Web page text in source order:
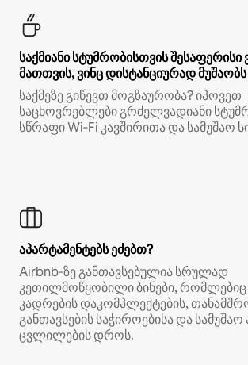
საქმიანი სტუმრობისთვის შესაფერისი
მათთვის, ვინც დისტანციურად მუშაობს
საქმეზე გიწევთ მოგზაურობა? იპოვეთ
საცხოვრებლები გრძელვადიანი
სწრაფი Wi‑Fi კავშირითა და სამუშაო
აპარტამენტებს ეძებთ?
Airbnb‑ზე განთავსებულია სრულად
კეთილმოწყობილი ბინები,
კადრების დაკომპლექტების,
განთავსების საჭიროებისა და
ცვლილების დროს.